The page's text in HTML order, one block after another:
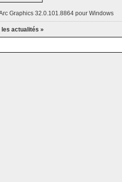
Graphics 32.0.101.8864 pour Windows
les actualités »